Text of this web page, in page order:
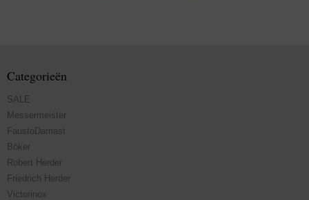
Categorieën
SALE
Messermeister
FaustoDamast
Böker
Robert Herder
Friedrich Herder
Victorinox